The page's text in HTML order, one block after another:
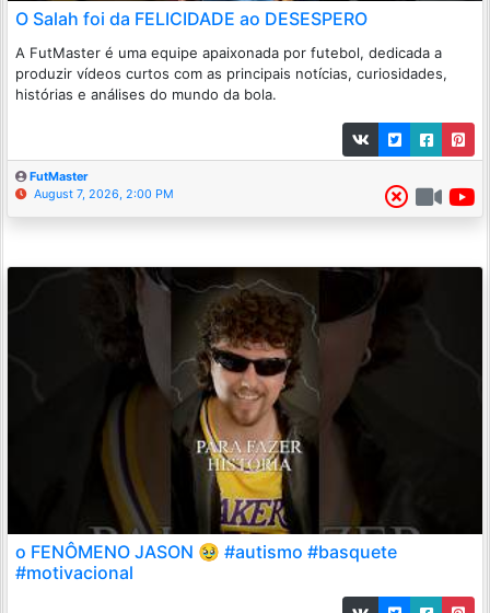
O Salah foi da FELICIDADE ao DESESPERO
A FutMaster é uma equipe apaixonada por futebol, dedicada a
produzir vídeos curtos com as principais notícias, curiosidades,
histórias e análises do mundo da bola.
FutMaster
August 7, 2026, 2:00 PM
o FENÔMENO JASON 🥹 #autismo #basquete
#motivacional